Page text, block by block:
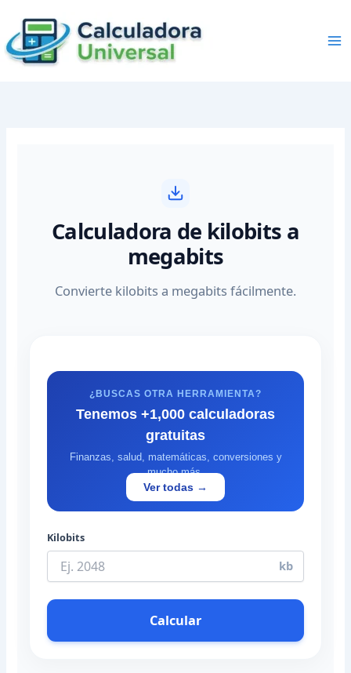
content
Calculadora de kilobits a
megabits
Convierte kilobits a megabits fácilmente.
¿BUSCAS OTRA HERRAMIENTA?
Tenemos +1,000 calculadoras
gratuitas
Finanzas, salud, matemáticas, conversiones y
mucho más.
Ver todas →
Kilobits
kb
Calcular